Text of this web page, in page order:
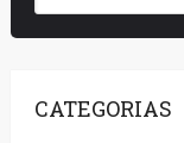
CATEGORIAS